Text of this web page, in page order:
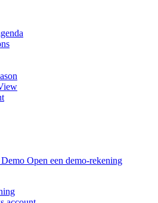
Demo Open een demo-rekening